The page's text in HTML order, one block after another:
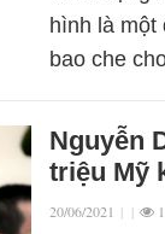
hình là
bao che
Nguyễn
triệu Mỹ
20/06/2021 | |